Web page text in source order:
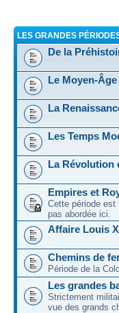
LES GRANDES
De la
Le Moyen-Âge
La
Les Temps
La Révolution
Empires et
Cette période est
pas abordée ici.
Affaire Louis
Chemins de
Période de la
Les grandes
Strictement
vue des grands